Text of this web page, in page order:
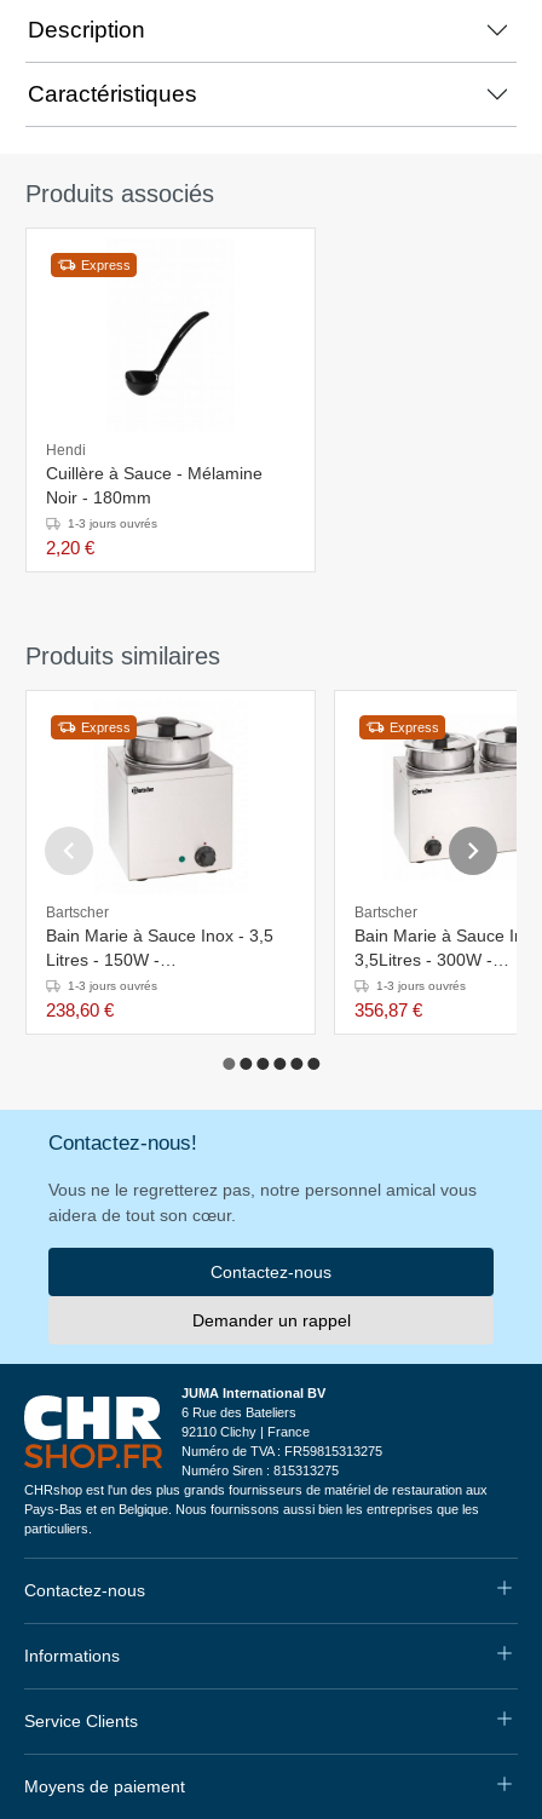
Description
Caractéristiques
Produits associés
Express
Hendi
Cuillère à Sauce - Mélamine
Noir - 180mm
1-3 jours ouvrés
2,20 €
Produits similaires
Express
Bartscher
Bain Marie à Sauce Inox - 3,5
Litres - 150W -
210x210x320(h)mm
1-3 jours ouvrés
238,60 €
Express
Bartscher
Bain Marie à Sauce
3,5Litres - 300W -
415x210x320(h)mm
1-3 jours ouvrés
356,87 €
Contactez-nous!
Vous ne le regretterez pas, notre personnel amical vous
aidera de tout son cœur.
Contactez-nous
Demander un rappel
JUMA International BV
6 Rue des Bateliers
92110 Clichy | France
Numéro de TVA : FR59815313275
Numéro Siren : 815313275
CHRshop est l'un des plus grands fournisseurs de matériel de restauration aux
Pays-Bas et en Belgique. Nous fournissons aussi bien les entreprises que les
particuliers.
Contactez-nous
Informations
Service Clients
Moyens de paiement